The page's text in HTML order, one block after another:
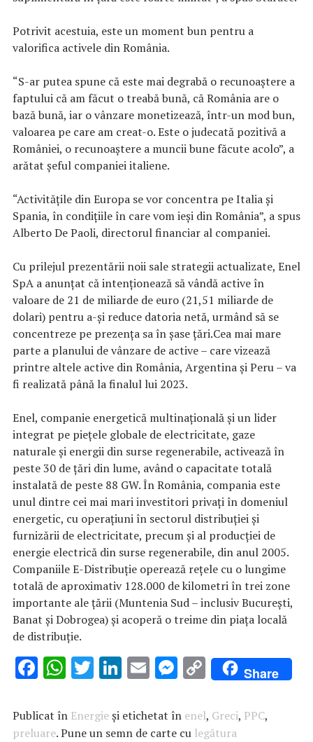
Potrivit acestuia, este un moment bun pentru a
valorifica activele din România.
“S-ar putea spune că este mai degrabă o recunoaştere a
faptului că am făcut o treabă bună, că România are o
bază bună, iar o vânzare monetizează, într-un mod bun,
valoarea pe care am creat-o. Este o judecată pozitivă a
României, o recunoaştere a muncii bune făcute acolo”, a
arătat şeful companiei italiene.
“Activităţile din Europa se vor concentra pe Italia şi
Spania, în condiţiile în care vom ieşi din România”, a spus
Alberto De Paoli, directorul financiar al companiei.
Cu prilejul prezentării noii sale strategii actualizate, Enel
SpA a anunţat că intenţionează să vândă active în
valoare de 21 de miliarde de euro (21,51 miliarde de
dolari) pentru a-şi reduce datoria netă, urmând să se
concentreze pe prezenţa sa în şase ţări.Cea mai mare
parte a planului de vânzare de active – care vizează
printre altele active din România, Argentina şi Peru – va
fi realizată până la finalul lui 2023.
Enel, companie energetică multinaţională şi un lider
integrat pe pieţele globale de electricitate, gaze
naturale şi energii din surse regenerabile, activează în
peste 30 de ţări din lume, având o capacitate totală
instalată de peste 88 GW. În România, compania este
unul dintre cei mai mari investitori privaţi în domeniul
energetic, cu operaţiuni în sectorul distribuţiei şi
furnizării de electricitate, precum şi al producţiei de
energie electrică din surse regenerabile, din anul 2005.
Companiile E-Distribuţie operează reţele cu o lungime
totală de aproximativ 128.000 de kilometri în trei zone
importante ale ţării (Muntenia Sud – inclusiv Bucureşti,
Banat şi Dobrogea) şi acoperă o treime din piaţa locală
de distribuţie.
F
e
b
W
at
s
T
it
te
Li
k
e
E
ai
l
M
se
n
C
o
p
y
Share
Publicat în Energieși etichetat în enel, Greci, PPC,
preluare. Pune un semn de carte cu legătura